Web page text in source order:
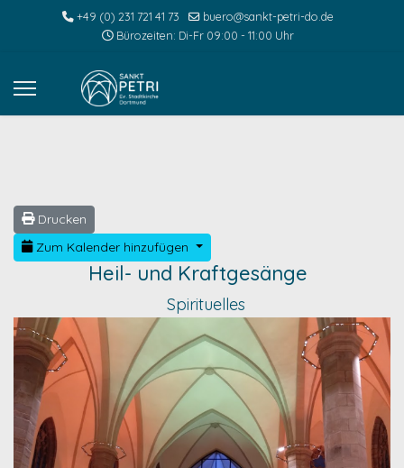
+49 (0) 231 721 41 73
buero@sankt-petri-do.de
Bürozeiten: Di-Fr 09:00 - 11:00 Uhr
Drucken
Zum Kalender hinzufügen
Heil- und Kraftgesänge
Spirituelles